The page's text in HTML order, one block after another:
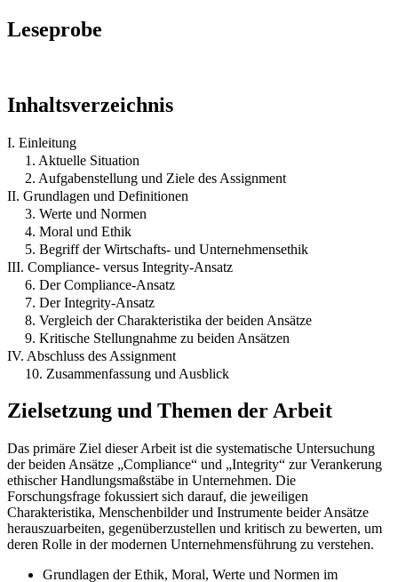
Leseprobe
Inhaltsverzeichnis
I. Einleitung
1. Aktuelle Situation
2. Aufgabenstellung und Ziele des Assignment
II. Grundlagen und Definitionen
3. Werte und Normen
4. Moral und Ethik
5. Begriff der Wirtschafts- und Unternehmensethik
III. Compliance- versus Integrity-Ansatz
6. Der Compliance-Ansatz
7. Der Integrity-Ansatz
8. Vergleich der Charakteristika der beiden Ansätze
9. Kritische Stellungnahme zu beiden Ansätzen
IV. Abschluss des Assignment
10. Zusammenfassung und Ausblick
Zielsetzung und Themen der Arbeit
Das primäre Ziel dieser Arbeit ist die systematische Untersuchung
der beiden Ansätze „Compliance“ und „Integrity“ zur Verankerung
ethischer Handlungsmaßstäbe in Unternehmen. Die
Forschungsfrage fokussiert sich darauf, die jeweiligen
Charakteristika, Menschenbilder und Instrumente beider Ansätze
herauszuarbeiten, gegenüberzustellen und kritisch zu bewerten, um
deren Rolle in der modernen Unternehmensführung zu verstehen.
Grundlagen der Ethik, Moral, Werte und Normen im